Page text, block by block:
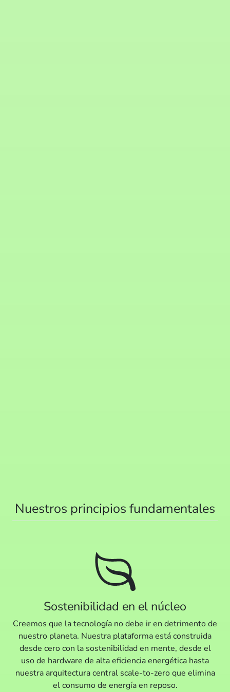
Nuestros principios fundamentales
Sostenibilidad en el núcleo
Creemos que la tecnología no debe ir en detrimento de
nuestro planeta. Nuestra plataforma está construida
desde cero con la sostenibilidad en mente, desde el
uso de hardware de alta eficiencia energética hasta
nuestra arquitectura central scale-to-zero que elimina
el consumo de energía en reposo.